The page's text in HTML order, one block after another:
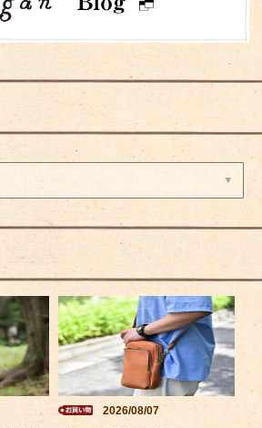
2026/08/07